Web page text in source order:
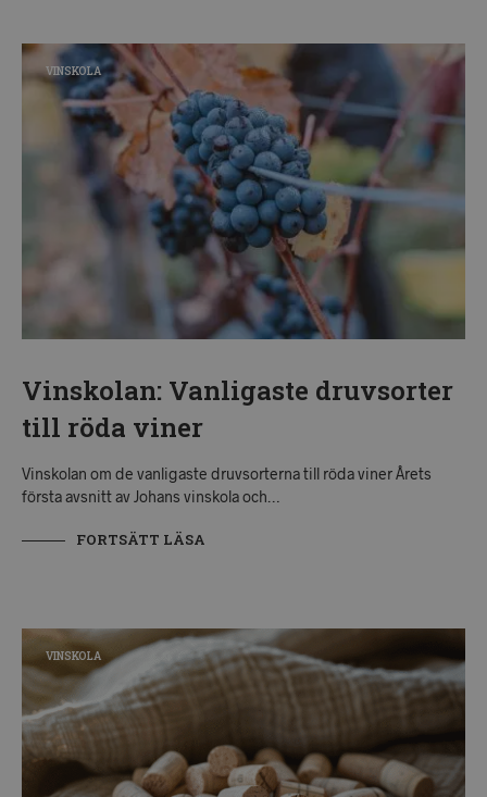
VINSKOLA
Vinskolan: Vanligaste druvsorter
till röda viner
Vinskolan om de vanligaste druvsorterna till röda viner Årets
första avsnitt av Johans vinskola och…
FORTSÄTT LÄSA
VINSKOLA